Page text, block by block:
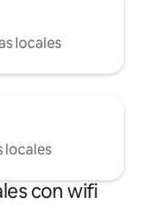
locales
locales
con wifi